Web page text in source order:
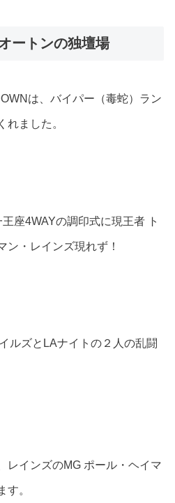
ートンの独壇場
は、バイパー（毒蛇）ラン
れました。
座4WAYの調印式に現王者 ト
ン・レインズ現れず！
ルズとLAナイトの２人の乱闘
レインズのMG ポール・ヘイマ
す。